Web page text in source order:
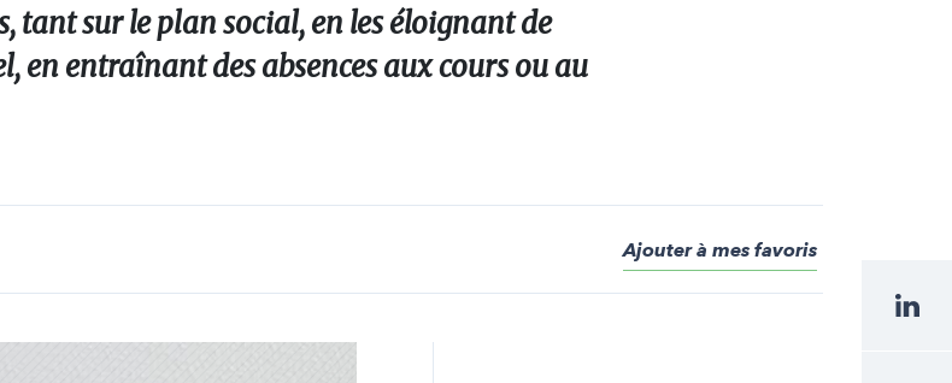
tant sur le plan social, en les éloignant de
en entraînant des absences aux cours ou au
Ajouter à mes favoris